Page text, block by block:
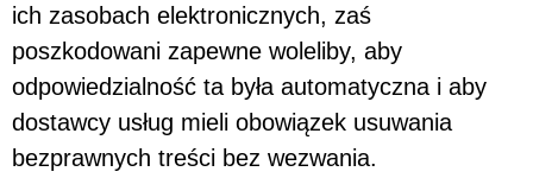
ich zasobach elektronicznych, zaś
poszkodowani zapewne woleliby, aby
odpowiedzialność ta była automatyczna i aby
dostawcy usług mieli obowiązek usuwania
bezprawnych treści bez wezwania.